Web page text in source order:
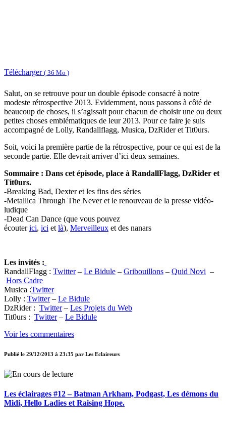
Télécharger ( 36 Mo )
Salut, on se retrouve pour un double épisode consacré à notre
modeste rétrospective 2013. Evidemment, nous passons à côté de
beaucoup de choses, il s’agissait pour chacun de choisir une ou deux
petites choses emblématiques de leur 2013. Pour ce faire je suis
accompagné de Lolly, Randallflagg, Musica, DzRider et Tit0urs.
Soit, voici la première partie de la rétrospective, pour ce qui est de la
seconde partie. Elle devrait arriver d’ici deux semaines.
Sommaire : Dans cet épisode, place à RandallFlagg, DzRider et
Tit0urs.
-Breaking Bad, Dexter et les fins des séries
-Metallica Through The Never et le renouveau de la presse vidéo-
ludique
-Dead Can Dance (que vous pouvez
écouterici, ici et là), Merveilleux et des nanars
Les invités :
RandallFlagg : Twitter– Le Bidule – Gribouillons – Quid Novi –
Hors Cadre
Musica :Twitter
Lolly : Twitter– Le Bidule
DzRider : Twitter– Les Projets du Web
Tit0urs : Twitter– Le Bidule
Voir les commentaires
Publié le 29/12/2013 à 23:35 par Les Eclaireurs
Les éclairages #12 – Batman Arkham, Podgast, Les démons du
Midi, Hello Ladies et Raising Hope.